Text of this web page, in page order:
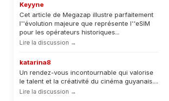
Keyyne
Cet article de Megazap illustre parfaitement
l''évolution majeure que représente l''eSIM
pour les opérateurs historiques...
Lire la discussion →
katarina8
Un rendez-vous incontournable qui valorise
le talent et la créativité du cinéma guyanais....
Lire la discussion →